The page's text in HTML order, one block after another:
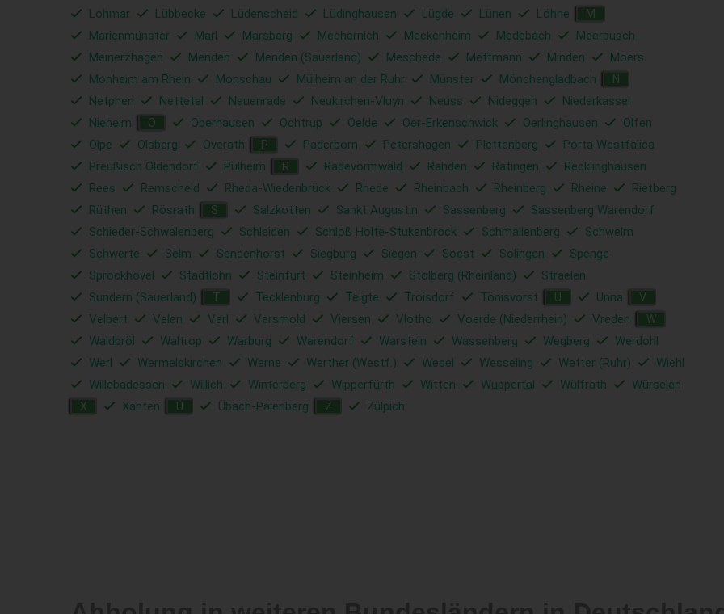
Lohmar
Lübbecke Lüdenscheid Lüdinghausen Lügde Lünen Löhne M
Marienmünster Marl Marsberg Mechernich Meckenheim Medebach
Meerbusch
Meinerzhagen
Menden Menden (Sauerland) Meschede Mettmann Minden
Moers
Monheim am Rhein
Monschau Mülheim an der Ruhr Münster Mönchengladbach N
Netphen Nettetal Neuenrade Neukirchen-Vluyn Neuss Nideggen
Niederkassel
Nieheim
O Oberhausen Ochtrup Oelde Oer-Erkenschwick Oerlinghausen
Olfen
Olpe
Olsberg Overath P Paderborn Petershagen Plettenberg
Porta Westfalica
Preußisch Oldendorf
Pulheim R Radevormwald Rahden Ratingen
Recklinghausen
Rees
Remscheid Rheda-Wiedenbrück Rhede Rheinbach Rheinberg Rheine
Rietberg
Rüthen
Rösrath S Salzkotten Sankt Augustin Sassenberg
Sassenberg Warendorf
Schieder-Schwalenberg
Schleiden Schloß Holte-Stukenbrock Schmallenberg
Schwelm
Schwerte
Selm Sendenhorst Siegburg Siegen Soest Solingen
Spenge
Sprockhövel
Stadtlohn Steinfurt Steinheim Stolberg (Rheinland)
Straelen
Sundern (Sauerland)
T Tecklenburg Telgte Troisdorf Tönisvorst U Unna V
Velbert Velen Verl Versmold Viersen Vlotho Voerde (Niederrhein) Vreden W
Waldbröl Waltrop Warburg Warendorf Warstein Wassenberg Wegberg
Werdohl
Werl
Wermelskirchen Werne Werther (Westf.) Wesel Wesseling Wetter (Ruhr)
Wiehl
Willebadessen
Willich Winterberg Wipperfürth Witten Wuppertal Wülfrath Würselen
X Xanten Ü Übach-Palenberg Z Zülpich